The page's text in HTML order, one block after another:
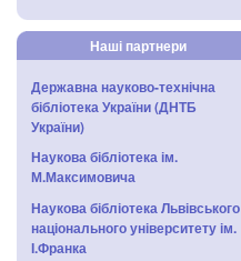
Наші партнери
Державна науково-технічна
бібліотека України (ДНТБ
України)
Наукова бібліотека ім.
М.Максимовича
Наукова бібліотека Львівського
національного університету ім.
І.Франка